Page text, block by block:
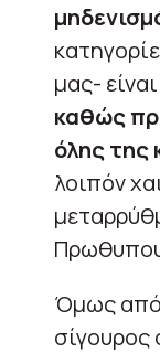
μας-
καθώς
όλης της
λοιπόν
Όμως από